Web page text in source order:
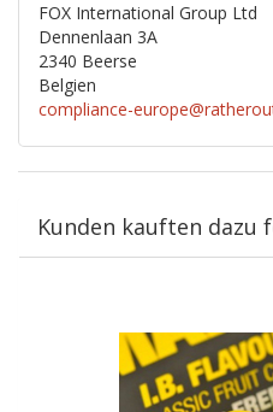
FOX International Group Ltd
Dennenlaan 3A
2340 Beerse
Belgien
compliance-
Kunden kauften dazu